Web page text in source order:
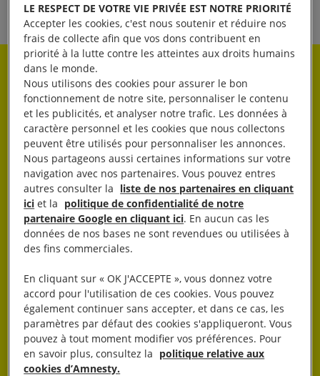
Partager
Rester informé·e
Abonnez-vous à notre newsletter hebdo.
OK
J’AGIS
JE DONNE
LE RESPECT DE VOTRE VIE PRIVÉE EST NOTRE PRIORITÉ
Accepter les cookies, c'est nous soutenir et réduire nos
frais de collecte afin que vos dons contribuent en
priorité à la lutte contre les atteintes aux droits humains
dans le monde.
Nous utilisons des cookies pour assurer le bon
fonctionnement de notre site, personnaliser le contenu
et les publicités, et analyser notre trafic. Les données à
caractère personnel et les cookies que nous collectons
peuvent être utilisés pour personnaliser les annonces.
Nous partageons aussi certaines informations sur votre
navigation avec nos partenaires. Vous pouvez entres
autres consulter la liste de nos partenaires en cliquant
ici et la politique de confidentialité de notre
partenaire Google en cliquant ici. En aucun cas les
données de nos bases ne sont revendues ou utilisées à
des fins commerciales.
En cliquant sur « OK J'ACCEPTE », vous donnez votre
accord pour l'utilisation de ces cookies. Vous pouvez
également continuer sans accepter, et dans ce cas, les
paramètres par défaut des cookies s'appliqueront. Vous
pouvez à tout moment modifier vos préférences. Pour
en savoir plus, consultez la politique relative aux
cookies d’Amnesty.